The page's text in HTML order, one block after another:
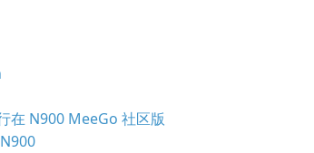
在 N900 MeeGo 社区版